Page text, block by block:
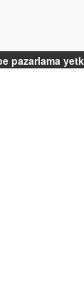
pazarlama